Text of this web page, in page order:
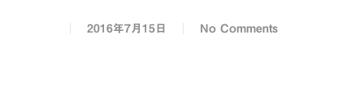
2016年7月15日 No Comments